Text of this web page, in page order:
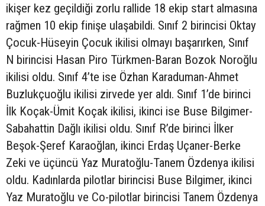
ikişer kez geçildiği zorlu rallide 18 ekip start almasına
rağmen 10 ekip finişe ulaşabildi. Sınıf 2 birincisi Oktay
Çocuk-Hüseyin Çocuk ikilisi olmayı başarırken, Sınıf
N birincisi Hasan Piro Türkmen-Baran Bozok Noroğlu
ikilisi oldu. Sınıf 4’te ise Özhan Karaduman-Ahmet
Buzlukçuoğlu ikilisi zirvede yer aldı. Sınıf 1’de birinci
İlk Koçak-Ümit Koçak ikilisi, ikinci ise Buse Bilgimer-
Sabahattin Dağlı ikilisi oldu. Sınıf R’de birinci İlker
Beşok-Şeref Karaoğlan, ikinci Erdaş Uçaner-Berke
Zeki ve üçüncü Yaz Muratoğlu-Tanem Özdenya ikilisi
oldu. Kadınlarda pilotlar birincisi Buse Bilgimer, ikinci
Yaz Muratoğlu ve Co-pilotlar birincisi Tanem Özdenya